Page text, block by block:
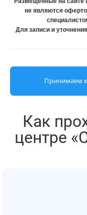
не являются
Для записи и
Принимаем
Как
центре